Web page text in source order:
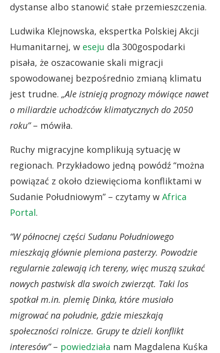
dystanse albo stanowić stałe przemieszczenia.
Ludwika Klejnowska, ekspertka Polskiej Akcji
Humanitarnej, w eseju dla 300gospodarki
pisała, że oszacowanie skali migracji
spowodowanej bezpośrednio zmianą klimatu
jest trudne. „Ale istnieją prognozy mówiące nawet
o miliardzie uchodźców klimatycznych do 2050
roku”– mówiła.
Ruchy migracyjne komplikują sytuację w
regionach. Przykładowo jedną powódź “można
powiązać z około dziewięcioma konfliktami w
Sudanie Południowym” – czytamy w Africa
Portal.
“W północnej części Sudanu Południowego
mieszkają głównie plemiona pasterzy. Powodzie
regularnie zalewają ich tereny, więc muszą szukać
nowych pastwisk dla swoich zwierząt. Taki los
spotkał m.in. plemię Dinka, które musiało
migrować na południe, gdzie mieszkają
społeczności rolnicze. Grupy te dzieli konflikt
interesów”– powiedziała nam Magdalena Kuśka